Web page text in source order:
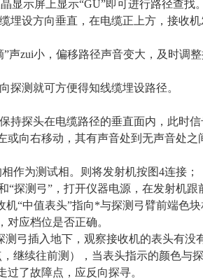
显示屏上显示“GU”即可进行路径查找。
设方向垂直，在电缆正上方，接收机
zui小，偏移路径声音变大，及时调
测就可方便得知线缆埋设路径。
持探头在电缆路径的垂直面内，此时
向右移动，其有声音处到无声音处之
作为测试相。则将发射机按图4连接；
“探测弓”，打开仪器电源，在发射机
“中值表头”指向*与探测弓臂前端色
应档位是否正确。
弓插入地下，观察接收机的表头有没
继续往前测），当表头指示的颜色与
了故障点，应反向探寻。